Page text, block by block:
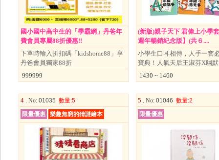
國小國中高中生的「學霸網」丹爸年
費會員專屬88折優惠!!
下單時輸入折扣碼「kidshome88」享
丹爸會員獨家88折
999999
(新版)親子天下 君偉上小學
週年暢銷紀念版】(共６....
小學生口耳相傳，人手一套
寶典！人氣天后王淑芬X幽
1430 ~ 1460
4 . No: 01035 數量:5
限量優惠
樂趣無窮的猜謎繪本
5 . No: 01046 數量:2
限量優惠